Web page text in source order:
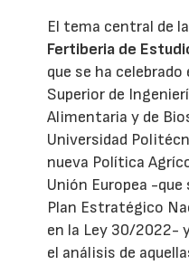
El tema central de
Fertiberia de
que se ha celebrado
Superior de
Alimentaria y de
Universidad
nueva Política
Unión Europea -
Plan Estratégico
en la Ley 30/2022-
el análisis de